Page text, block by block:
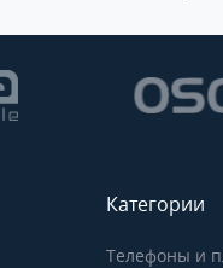
Категории
Телефоны и